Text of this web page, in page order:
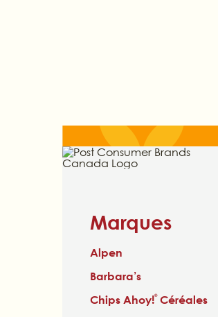
Marques
Alpen
Barbara’s
Chips Ahoy!®Céréales